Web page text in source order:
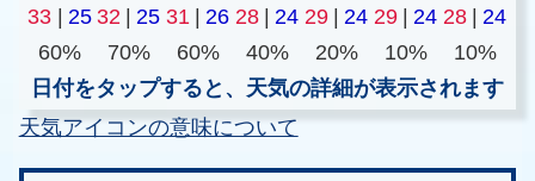
33 | 25 32 | 25 31 | 26 28 | 24 29 | 24 29 | 24 28 | 24
60%
70% 60% 40% 20% 10%
10%
日付をタップすると、天気の詳細が表示されます
天気アイコンの意味について